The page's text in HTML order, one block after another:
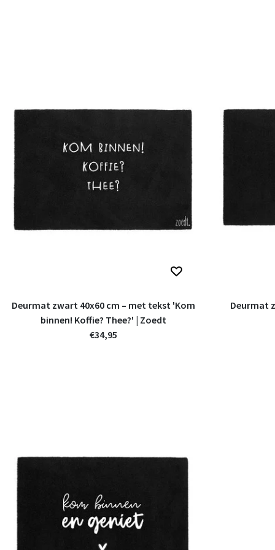
Deurmat zwart 40x60 cm – met tekst 'Kom
binnen! Koffie? Thee?' | Zoedt
€34,95
Deurmat